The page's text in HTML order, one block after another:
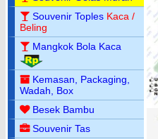
Souvenir Toples Kaca /
Beling
Mangkok Bola Kaca
Kemasan, Packaging,
Wadah, Box
Besek Bambu
Souvenir Tas